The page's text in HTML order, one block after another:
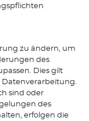
zu ändern, um
des
Dies gilt
sind oder
des
erfolgen die